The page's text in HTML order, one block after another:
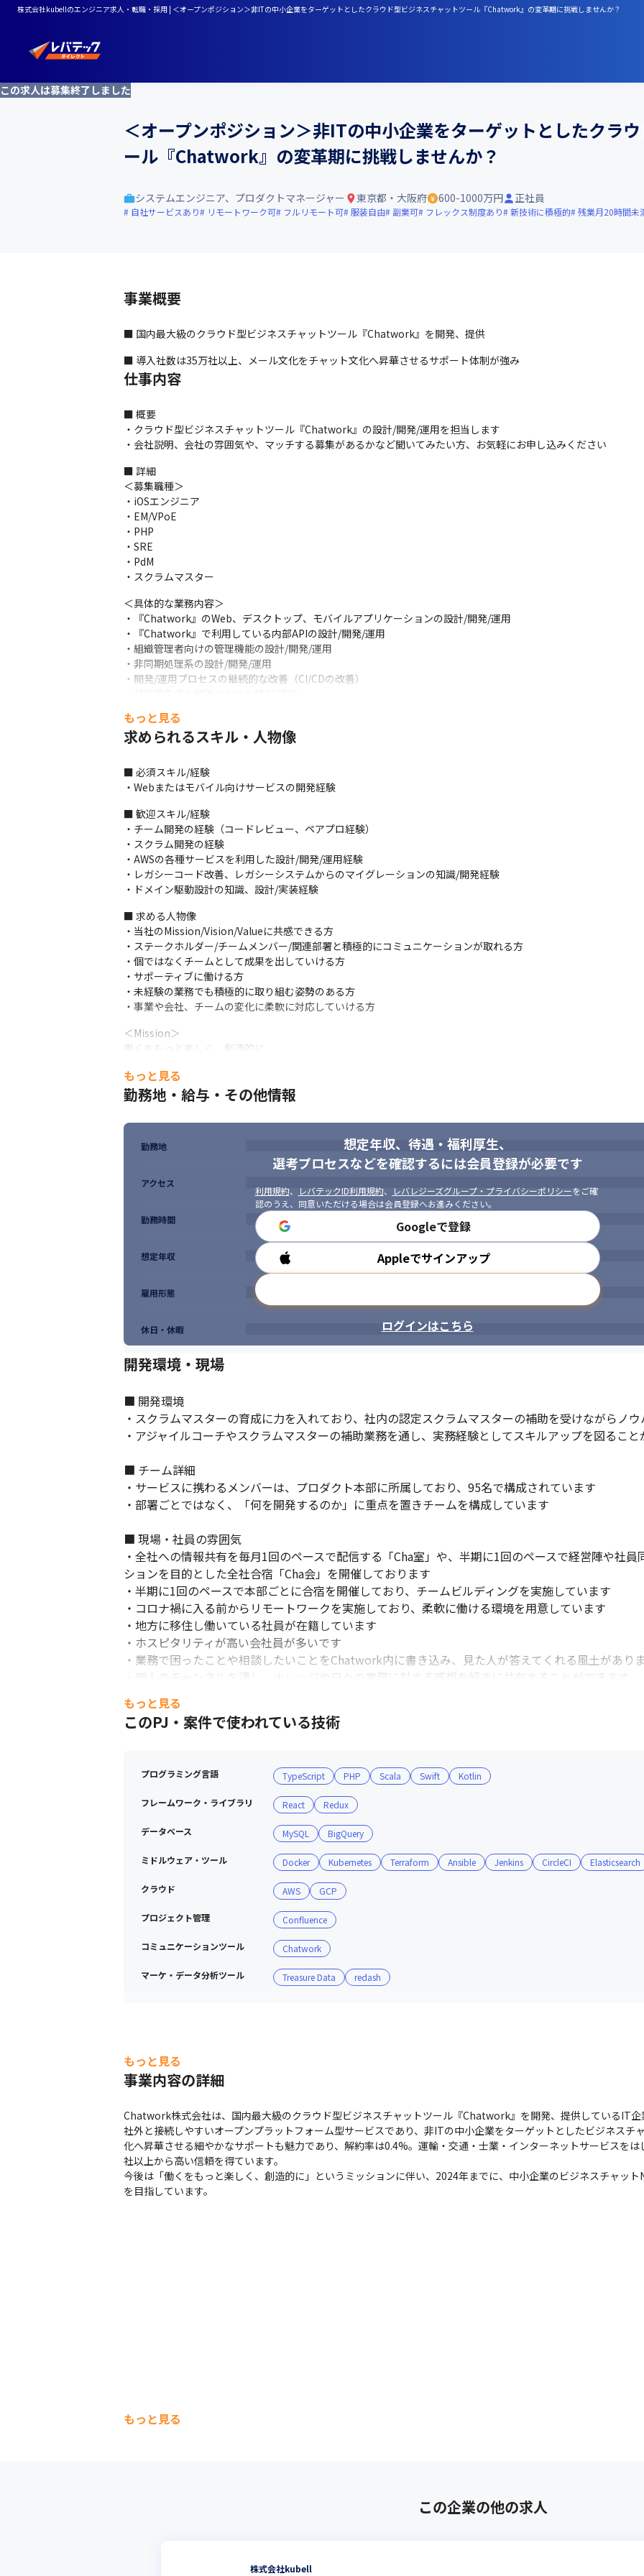
株式会社kubellのエンジニア求人・転職・採用 | ＜オープンポジション＞非ITの中小企業をターゲットとしたクラウド型ビジネスチャットツール『Chatwork』の変革期に挑戦しませんか？
この求人は募集終了しました
＜オープンポジション＞非ITの中小企業をターゲットとしたクラ
ール『Chatwork』の変革期に挑戦しませんか？
システムエンジニア、プロダクトマネージャー 東京都・大阪府 600-1000万円 正社員
自社サービスあり リモートワーク可 フルリモート可 服装自由 副業可 フレックス制度あり 新技術に積極的 残業月20時間未
事業概要
■ 国内最大級のクラウド型ビジネスチャットツール『Chatwork』を開発、提供
■ 導入社数は35万社以上、メール文化をチャット文化へ昇華させるサポート体制が強み
仕事内容
■ 概要
・クラウド型ビジネスチャットツール『Chatwork』の設計/開発/運用を担当します
・会社説明、会社の雰囲気や、マッチする募集があるかなど聞いてみたい方、お気軽にお申し込みください
■ 詳細
＜募集職種＞
・iOSエンジニア
・EM/VPoE
・PHP
・SRE
・PdM
・スクラムマスター
＜具体的な業務内容＞
・『Chatwork』のWeb、デスクトップ、モバイルアプリケーションの設計/開発/運用
・『Chatwork』で利用している内部APIの設計/開発/運用
・組織管理者向けの管理機能の設計/開発/運用
・非同期処理系の設計/開発/運用
・開発/運用プロセスの継続的な改善（CI/CDの改善）
＜開発体制＞
・開発のスピードや新しい市場の開拓をはじめとする「攻め」と、顧客の大事にしていることを把握し開発を進め
・スクラム開発を会社全体で推奨しています
・ソフトウェア開発のプラットフォームとしてGitHubを使用しています
・バグトラッキングや課題管理、プロジェクト管理にJIRAを使用しています
＜研修に関して＞
・OJTが中心です
・フォロー体制に関しては、新組織の変革に伴い整備中です
■ この仕事の面白み、魅力
・中小企業のビジネスチャットNo.1を獲得するプラットフォームになる、という壮大なビジョンに向けた変革期に
・高い専門性を持つ経営陣やメンバーと共にサービスを創り上げるやりがいがあります
・完成しきった組織ではなく、自ら組織を創り上げるという貴重な経験を得られます
・作るもののためにどんな技術が必要なのかを考えるプロセスを重要視しているため、先端技術を積極的にプロダ
もっと見る
求められるスキル・人物像
■ 必須スキル/経験
・Webまたはモバイル向けサービスの開発経験
■ 歓迎スキル/経験
・チーム開発の経験（コードレビュー、ペアプロ経験）
・スクラム開発の経験
・AWSの各種サービスを利用した設計/開発/運用経験
・レガシーコード改善、レガシーシステムからのマイグレーションの知識/開発経験
・ドメイン駆動設計の知識、設計/実装経験
■ 求める人物像
・当社のMission/Vision/Valueに共感できる方
・ステークホルダー/チームメンバー/関連部署と積極的にコミュニケーションが取れる方
・個ではなくチームとして成果を出していける方
・サポーティブに働ける方
・未経験の業務でも積極的に取り組む姿勢のある方
・事業や会社、チームの変化に柔軟に対応していける方
＜Mission＞
働くをもっと楽しく、創造的に
＜Vision＞
すべての人に、一歩先の働き方を
遊び心を忘れず、チャレンジを楽しもう
速く学び、変わり続けよう
チーム・顧客・社会に対して誠実に
もっと見る
勤務地・給与・その他情報
想定年収、待遇・福利厚生、
選考プロセスなどを確認するには会員登録が必要です
利用規約、 レバテックID利用規約、 レバレジーズグループ・プライバシーポリシーをご確
認のうえ、同意いただける場合は会員登録へお進みください。
Googleで登録
Appleでサインアップ
ログインはこちら
勤務地
アクセス
勤務時間
想定年収
雇用形態
休日・休暇
開発環境・現場
■ 開発環境
・スクラムマスターの育成に力を入れており、社内の認定スクラムマスターの補助を受けながらノ
・アジャイルコーチやスクラムマスターの補助業務を通し、実務経験としてスキルアップを図ること
■ チーム詳細
・サービスに携わるメンバーは、プロダクト本部に所属しており、95名で構成されています
・部署ごとではなく、「何を開発するのか」に重点を置きチームを構成しています
■ 現場・社員の雰囲気
・全社への情報共有を毎月1回のペースで配信する「Cha室」や、半期に1回のペースで経営陣や社
ションを目的とした全社合宿「Cha会」を開催しております
・半期に1回のペースで本部ごとに合宿を開催しており、チームビルディングを実施しています
・コロナ禍に入る前からリモートワークを実施しており、柔軟に働ける環境を用意しています
・地方に移住し働いている社員が在籍しています
・ホスピタリティが高い会社員が多いです
・業務で困ったことや相談したいことをChatwork内に書き込み、見た人が答えてくれる風土があり
・個人のチャンネルを通し、ナレッジや日々の業務に対する感想を好きに共有することができます
フルリモートでの勤務が可能です。
もっと見る
このPJ・案件で使われている技術
プログラミング言語 TypeScript PHP Scala Swift Kotlin
フレームワーク・ライブラリ React Redux
データベース MySQL BigQuery
ミドルウェア・ツール Docker Kubernetes Terraform Ansible Jenkins CircleCI Elasticsearch
クラウド AWS GCP
プロジェクト管理 Confluence
コミュニケーションツール Chatwork
マーケ・データ分析ツール Treasure Data redash
もっと見る
事業内容の詳細
Chatwork株式会社は、国内最大級のクラウド型ビジネスチャットツール『Chatwork』を開発、提供しているIT企
社外と接続しやすいオープンプラットフォーム型サービスであり、非ITの中小企業をターゲットとしたビジネスチ
化へ昇華させる細やかなサポートも魅力であり、解約率は0.4%。運輸・交通・士業・インターネットサービスを
社以上から高い信頼を得ています。
今後は「働くをもっと楽しく、創造的に」というミッションに伴い、2024年までに、中小企業のビジネスチャッ
を目指しています。
もっと見る
この企業の他の求人
株式会社kubell